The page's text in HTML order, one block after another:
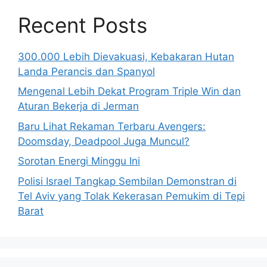
Recent Posts
300.000 Lebih Dievakuasi, Kebakaran Hutan
Landa Perancis dan Spanyol
Mengenal Lebih Dekat Program Triple Win dan
Aturan Bekerja di Jerman
Baru Lihat Rekaman Terbaru Avengers:
Doomsday, Deadpool Juga Muncul?
Sorotan Energi Minggu Ini
Polisi Israel Tangkap Sembilan Demonstran di
Tel Aviv yang Tolak Kekerasan Pemukim di Tepi
Barat